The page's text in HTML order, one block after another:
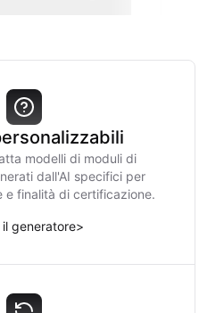
modelli di moduli di
dall'AI specifici per
e finalità di certificazione.
il generatore>